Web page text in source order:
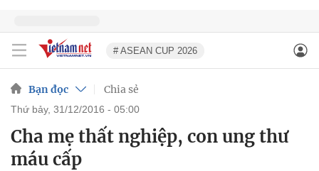
# ASEAN CUP 2026
Bạn đọc Chia sẻ
thứ bảy, 31/12/2016 - 05:00
Cha mẹ thất nghiệp, con ung thư
máu cấp